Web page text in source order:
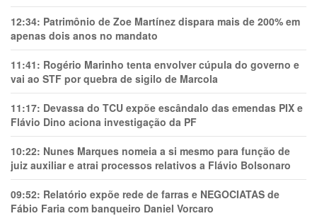
12:34: Patrimônio de Zoe Martínez dispara mais de 200% em
apenas dois anos no mandato
11:41: Rogério Marinho tenta envolver cúpula do governo e
vai ao STF por quebra de sigilo de Marcola
11:17: Devassa do TCU expõe escândalo das emendas PIX e
Flávio Dino aciona investigação da PF
10:22: Nunes Marques nomeia a si mesmo para função de
juiz auxiliar e atrai processos relativos a Flávio Bolsonaro
09:52: Relatório expõe rede de farras e NEGOCIATAS de
Fábio Faria com banqueiro Daniel Vorcaro